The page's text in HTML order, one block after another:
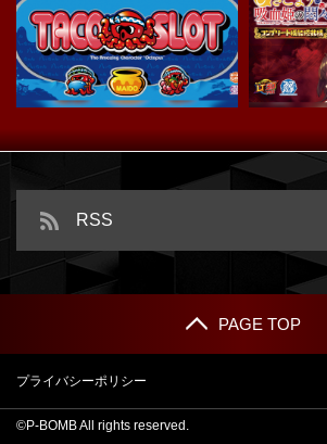
スマスロ タコスロ
RSS
PAGE TOP
プライバシーポリシー